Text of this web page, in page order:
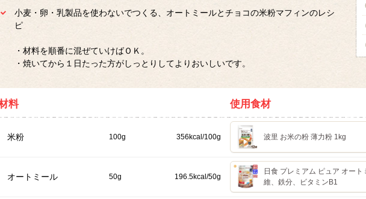
小麦・卵・乳製品を使わないでつくる、オートミールとチョコの米粉マフィンのレシ
ピ
・材料を順番に混ぜていけばＯＫ。
・焼いてから１日たった方がしっとりしてよりおいしいです。
料 使用食材
米粉 100g 356kcal/100g 波里 お米の粉 薄力粉 1kg
オートミール 50g 196.5kcal/50g
日食 プレミアム ピュア オー
維、鉄分、ビタミンB1